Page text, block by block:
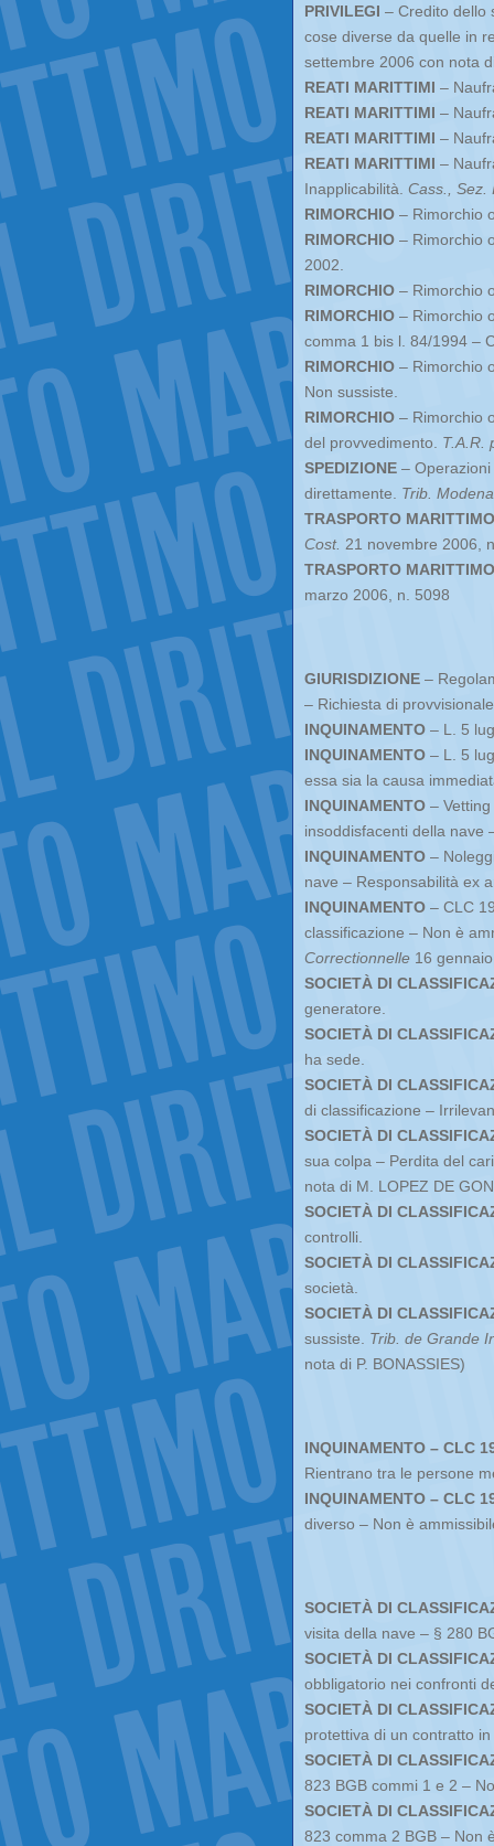
PRIVILEGI – Credito dello
cose diverse da quelle in
settembre 2006 con nota
REATI MARITTIMI –
REATI MARITTIMI –
REATI MARITTIMI –
REATI MARITTIMI –
Inapplicabilità. Cass., Sez.
RIMORCHIO – Rimorchio
RIMORCHIO – Rimorchio
2002.
RIMORCHIO – Rimorchio
RIMORCHIO – Rimorchio
comma 1 bis l. 84/1994 –
RIMORCHIO – Rimorchio
Non sussiste.
RIMORCHIO – Rimorchio
del provvedimento. T.A.R.
SPEDIZIONE –
direttamente.
Trib. Modena
TRASPORTO MARITTIMO
Cost. 21 novembre 2006,
TRASPORTO MARITTIMO
marzo 2006, n. 5098
GIURISDIZIONE –
– Richiesta di
INQUINAMENTO – L. 5
INQUINAMENTO – L. 5
essa sia la causa
INQUINAMENTO –
insoddisfacenti della nave
INQUINAMENTO –
nave – Responsabilità ex
INQUINAMENTO – CLC
classificazione – Non è
Correctionnelle 16
SOCIETÀ DI
generatore.
SOCIETÀ DI
ha sede.
SOCIETÀ DI
di classificazione –
SOCIETÀ DI
sua colpa – Perdita del
nota di M. LOPEZ DE
SOCIETÀ DI
controlli.
SOCIETÀ DI
società.
SOCIETÀ DI
sussiste. Trib. de Grande
nota di P. BONASSIES)
INQUINAMENTO – CLC
Rientrano tra le persone
INQUINAMENTO – CLC
diverso – Non è
SOCIETÀ DI
visita della nave – § 280
SOCIETÀ DI
obbligatorio nei confronti
SOCIETÀ DI
protettiva di un contratto
SOCIETÀ DI
823 BGB commi 1 e 2 –
SOCIETÀ DI
823 comma 2 BGB – Non